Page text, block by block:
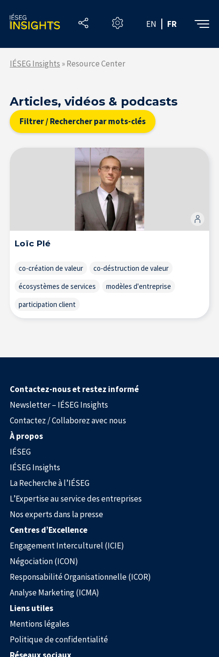
EN FR
Resource Center
S'inscrire à la newsletter
Accueil
L’Expertise au service des entreprises
the
content
IÉSEG Insights »Resource Center
Articles, vidéos & podcasts
Filtrer / Rechercher par mots-clés
Loïc Plé
co-création de valeur
co-déstruction de valeur
écosystèmes de services
modèles d'entreprise
participation client
Contactez-nous et restez informé
Newsletter – IÉSEG Insights
Contactez / Collaborez avec nous
À propos
IÉSEG
IÉSEG Insights
La Recherche à l’IÉSEG
L’Expertise au service des entreprises
Nos experts dans la presse
Centres d’Excellence
Engagement Interculturel (ICIE)
Négociation (ICON)
Responsabilité Organisationnelle (ICOR)
Analyse Marketing (ICMA)
Liens utiles
Mentions légales
Politique de confidentialité